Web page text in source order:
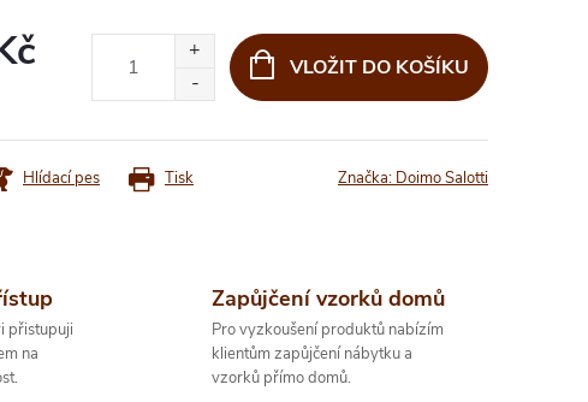
VLOŽIT DO KOŠÍKU
Tisk
Hlídací pes Značka: Doimo Salotti
přistupuji
na
Zapůjčení vzorků domů
Pro vyzkoušení produktů nabízím
klientům zapůjčení nábytku a
vzorků přímo domů.